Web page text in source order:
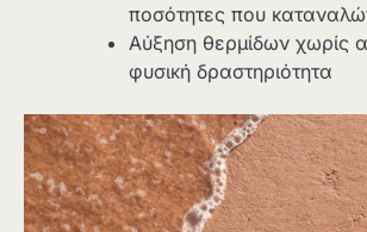
ποσότητες που
Αύξηση θερμίδων χωρίς
φυσική δραστηριότητα